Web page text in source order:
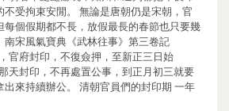
受拘束安閒。 無論是唐朝仍是宋朝，官
每個假期都不長，放假最長的春節也只要幾
南宋風氣寶典《武林往事》第三卷記
官府封印，不復僉押，至新正三日始
天封印，不再處置公事，到正月初三就要
來持續辦公。 清朝官員們的封印期 一年